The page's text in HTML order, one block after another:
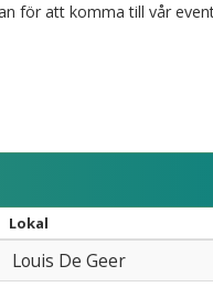
för att komma till vår
Lokal
Louis De Geer